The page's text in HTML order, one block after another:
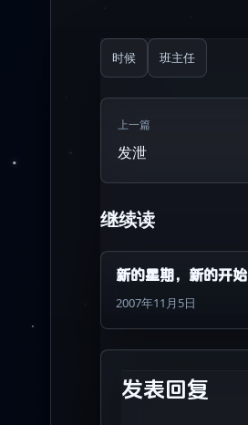
时候 班主任
上一篇
发泄
继续读
新的星期，新的开始
2007年11月5日
发表回复